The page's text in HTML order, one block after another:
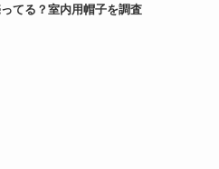
てる？室内用帽子を調査